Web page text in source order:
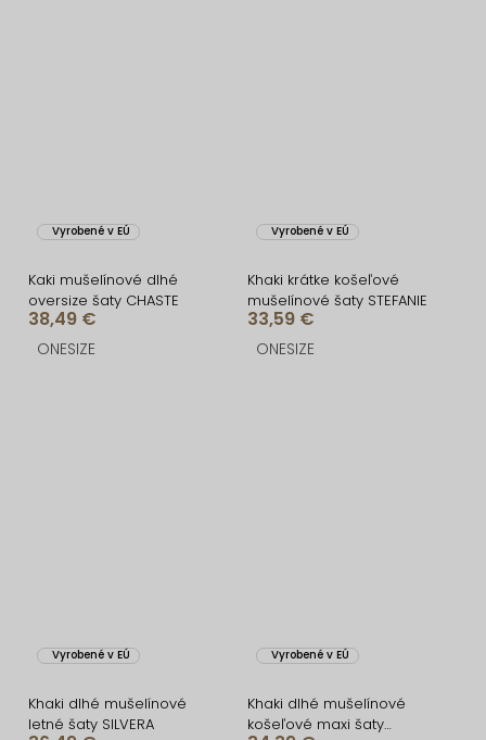
Vyrobené v EÚ
Kaki mušelínové dlhé
oversize šaty CHASTE
38,49 €
ONESIZE
Vyrobené v EÚ
Khaki krátke košeľové
mušelínové šaty STEFANIE
33,59 €
ONESIZE
Vyrobené v EÚ
Khaki dlhé mušelínové
letné šaty SILVERA
Vyrobené v EÚ
Khaki dlhé mušelínové
košeľové maxi šaty